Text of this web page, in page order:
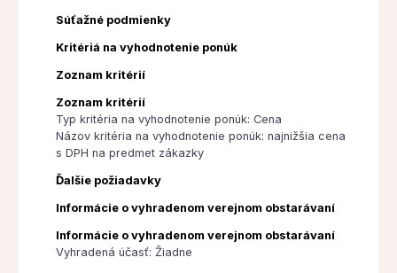
Súťažné podmienky
Kritériá na vyhodnotenie ponúk
Zoznam kritérií
Zoznam kritérií
Typ kritéria na vyhodnotenie ponúk: Cena
Názov kritéria na vyhodnotenie ponúk: najnižšia cena
s DPH na predmet zákazky
Ďalšie požiadavky
Informácie o vyhradenom verejnom obstarávaní
Informácie o vyhradenom verejnom obstarávaní
Vyhradená účasť: Žiadne